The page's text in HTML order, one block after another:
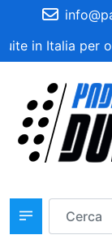
in Italia per